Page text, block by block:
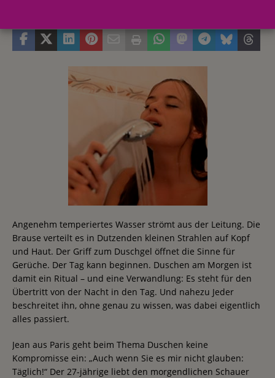
Angenehm temperiertes Wasser strömt aus der Leitung. Die
Brause verteilt es in Dutzenden kleinen Strahlen auf Kopf
und Haut. Der Griff zum Duschgel öffnet die Sinne für
Gerüche. Der Tag kann beginnen. Duschen am Morgen ist
damit ein Ritual – und eine Verwandlung: Es steht für den
Übertritt von der Nacht in den Tag. Und nahezu Jeder
beschreitet ihn, ohne genau zu wissen, was dabei eigentlich
alles passiert.
Jean aus Paris geht beim Thema Duschen keine
Kompromisse ein: „Auch wenn Sie es mir nicht glauben:
Täglich!“ Der 27-jährige liebt den morgendlichen Schauer